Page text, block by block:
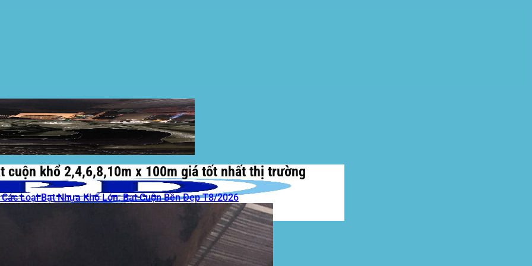
cuộn khổ 2,4,6,8,10m x 100m giá tốt nhất thị trường
Các Loại Bạt Nhựa Khổ Lớn, Bạt Cuộn Bền Đẹp T8/2026